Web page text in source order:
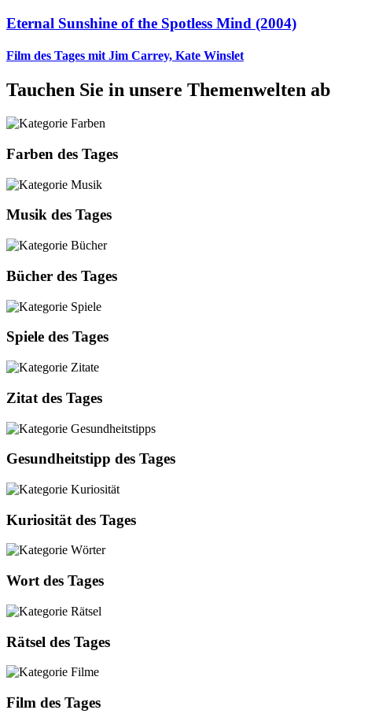
Eternal Sunshine of the Spotless Mind (2004)
Film des Tages mit Jim Carrey, Kate Winslet
Tauchen Sie in unsere Themenwelten ab
Farben des Tages
Musik des Tages
Bücher des Tages
Spiele des Tages
Zitat des Tages
Gesundheitstipp des Tages
Kuriosität des Tages
Wort des Tages
Rätsel des Tages
Film des Tages